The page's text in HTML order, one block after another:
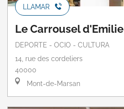
LLAMAR
Le Carrousel d'Emilie
DEPORTE - OCIO - CULTURA
14, rue des cordeliers
40000
Mont-de-Marsan